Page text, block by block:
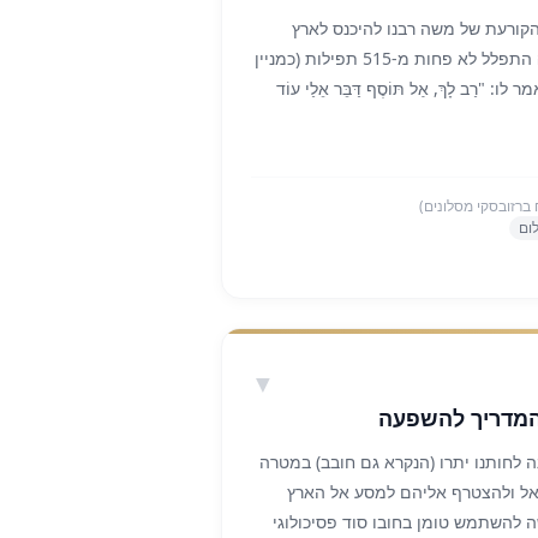
ממוסר, או כשהטכנולוגיה
העולם עלול להינזק ואף להיחרב
'אל מול פני המנורה יאירו שבעת
החול, אלא להיפך – להדליק את
הערכי. כאשר האמנות, הכלכלה
רוחנית ומוסרית גבוהה, הם
של משה רבנו להיכנס לארץ
ישראל. המדרש מגלה לנו שמשה התפלל לא פחות מ-515 תפילות (כמניין
לו: "רַב לָךְ, אַל תּוֹסֶף דַּבֵּר אֵלַי עוֹד
אותנו כאן יסוד עצום ומרגש. בעולם
ונשמרו באוצר מיוחד בשמיים.
ביקש מתנת חינם. וכך, משה השאיר
הבאים. בכל פעם שיהודי עומד
יכול לגשת אל אותו אוצר של תפילות
"חינם" שמשה רבנו חצב בעבורנו. 515 התפילות שלא נענו אז, הן אלו
מסלונים)
להשפעה
▼
לחותנו יתרו (הנקרא גם חובב) במטרה
ולהצטרף אליהם למסע אל הארץ
טומן בחובו סוד פסיכולוגי